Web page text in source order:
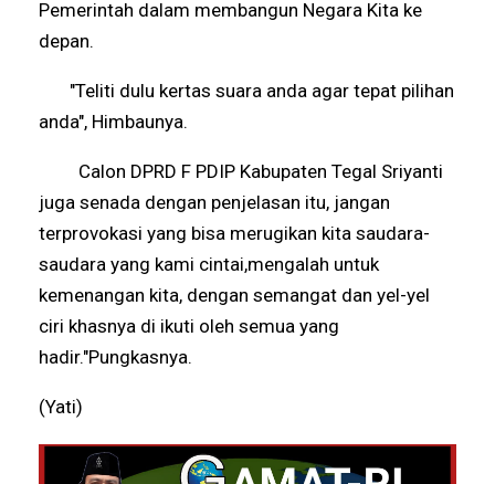
Pemerintah dalam membangun Negara Kita ke
depan.
"Teliti dulu kertas suara anda agar tepat pilihan
anda", Himbaunya.
Calon DPRD F PDIP Kabupaten Tegal Sriyanti
juga senada dengan penjelasan itu, jangan
terprovokasi yang bisa merugikan kita saudara-
saudara yang kami cintai,mengalah untuk
kemenangan kita, dengan semangat dan yel-yel
ciri khasnya di ikuti oleh semua yang
hadir."Pungkasnya.
(Yati)